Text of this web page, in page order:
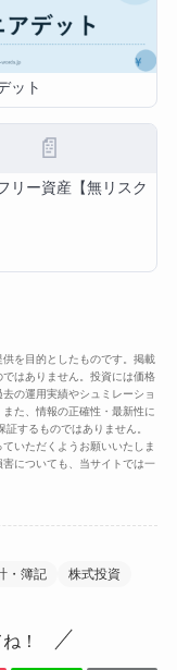
ット
📄
リー資産【無リスク
を目的としたものです。掲載
はありません。投資には価格
の運用実績やシュミレーショ
た、情報の正確性・最新性に
するものではありません。
いただくようお願いいたしま
についても、当サイトでは一
・簿記 株式投資
！